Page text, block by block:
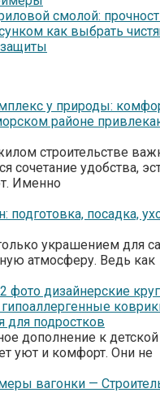
смолой:
как выбрать
у природы:
районе
строительстве
сочетание удобства,
Именно
подготовка, посадка,
украшением для
атмосферу. Ведь как
фото дизайнерские
для подростков
дополнение к детской
уют и комфорт. Они не
вагонки —